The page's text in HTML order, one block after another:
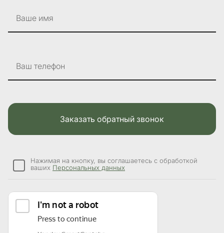
Ваше имя
Ваш телефон
Заказать обратный звонок
Нажимая на кнопку, вы соглашаетесь с обработкой
ваших Персональных данных